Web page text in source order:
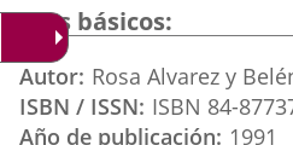
Datos básicos
Autor Rosa Alvarez y
ISBN / ISSN ISBN 84-
Año de publicación 1991